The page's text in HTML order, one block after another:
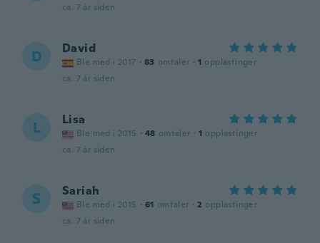
ca. 7 år siden
D David
Ble med i 2017 · 83 omtaler · 1 opplastinger
ca. 7 år siden
L Lisa
Ble med i 2015 · 48 omtaler · 1 opplastinger
ca. 7 år siden
S Sariah
Ble med i 2015 · 61 omtaler · 2 opplastinger
ca. 7 år siden